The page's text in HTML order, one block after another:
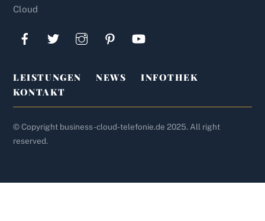
Cloud
LEISTUNGEN NEWS
INFOTHEK
KONTAKT
© Copyright business-cloud-telefonie.de 2025. All right
reserved.